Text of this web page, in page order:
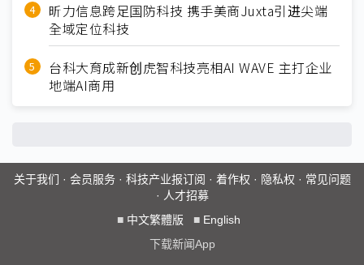
昕力信息跨足国防科技 携手美商Juxta引进尖端
全域定位科技
台科大育成新创虎智科技亮相AI WAVE 主打企业
地端AI商用
关于我们 · 会员服务· 科技产业报订阅 · 着作权 · 隐私权 · 常见问题
· 人才招募
■ 中文繁體版 ■ English
下载新闻App